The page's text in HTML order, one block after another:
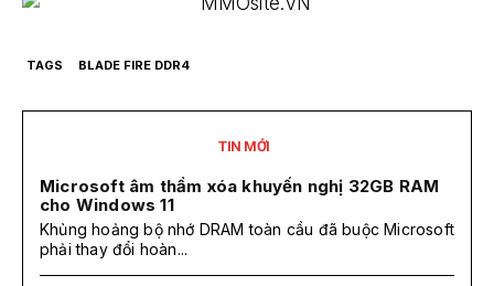
TAGS BLADE FIRE DDR4
TIN MỚI
Microsoft âm thầm xóa khuyến nghị 32GB RAM
cho Windows 11
Khủng hoảng bộ nhớ DRAM toàn cầu đã buộc Microsoft
phải thay đổi hoàn...